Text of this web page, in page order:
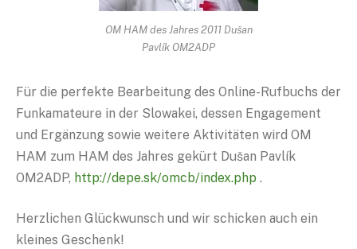
OM HAM des Jahres 2011 Dušan
Pavlík OM2ADP
Für die perfekte Bearbeitung des Online-Rufbuchs der
Funkamateure in der Slowakei, dessen Engagement
und Ergänzung sowie weitere Aktivitäten wird OM
HAM zum HAM des Jahres gekürt Dušan Pavlík
OM2ADP, http://depe.sk/omcb/index.php .
Herzlichen Glückwunsch und wir schicken auch ein
kleines Geschenk!